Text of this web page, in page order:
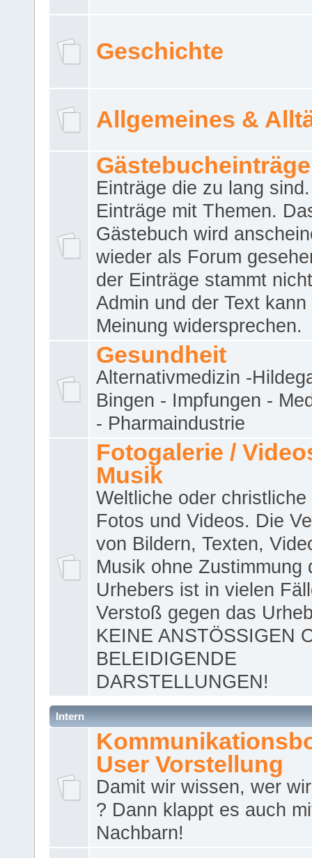
Geschichte
Allgemeines &
Gästebucheinträge
Einträge die zu lang
Einträge mit Themen.
Gästebuch wird
wieder als Forum
der Einträge stammt
Admin und der Text kann
Meinung widersprechen.
Gesundheit
Alternativmedizin -
Bingen - Impfungen -
- Pharmaindustrie
Fotogalerie /
Musik
Weltliche oder christliche
Fotos und Videos. Die
von Bildern, Texten,
Musik ohne Zustimmung
Urhebers ist in vielen
Verstoß gegen das
KEINE ANSTÖSSIGEN
BELEIDIGENDE
DARSTELLUNGEN!
Intern
User Vorstellung
Damit wir wissen, wer
? Dann klappt es auch
Nachbarn!